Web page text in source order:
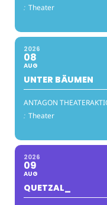
: Theater
2026
08
AUG
UNTER BÄUMEN
ANTAGON
: Theater
2026
09
AUG
QUETZAL_